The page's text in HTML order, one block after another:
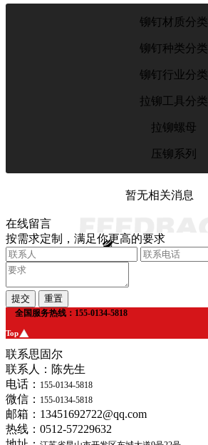
铆钉材质分类
铆钉种类分类
铆钉行业分类
拉铆工具分类
拉铆螺母
压铆系列
暂无相关消息
在线留言
按需求定制，满足你更高的要求
全国服务热线：155-0134-5818
Top
联系思固尔
联系人：陈先生
电话： 155-0134-5818
微信： 155-0134-5818
邮箱：13451692722@qq.com
热线：0512-57229632